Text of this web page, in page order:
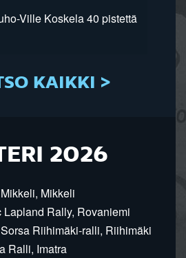
Ville Koskela 40 pistettä
KAIKKI >
2026
Mikkeli
Rally, Rovaniemi
Riihimäki-ralli, Riihimäki
Ralli, Imatra